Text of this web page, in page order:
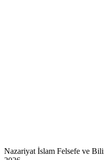
Nazariyat İslam Felsefe ve